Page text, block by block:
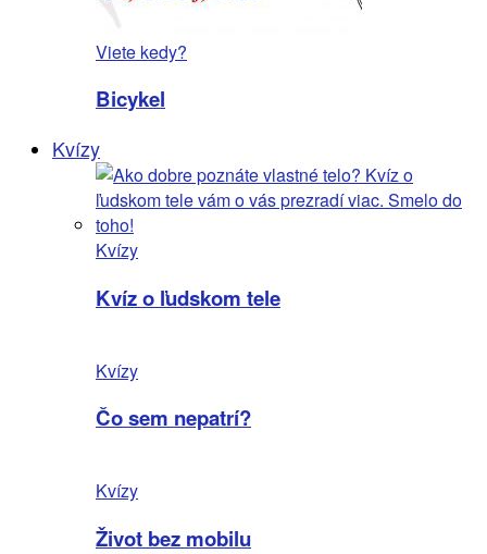
Viete kedy?
Bicykel
Kvízy
Kvízy
Kvíz o ľudskom tele
Kvízy
Čo sem nepatrí?
Kvízy
Život bez mobilu